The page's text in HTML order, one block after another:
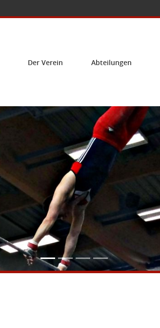
Der Verein Abteilungen